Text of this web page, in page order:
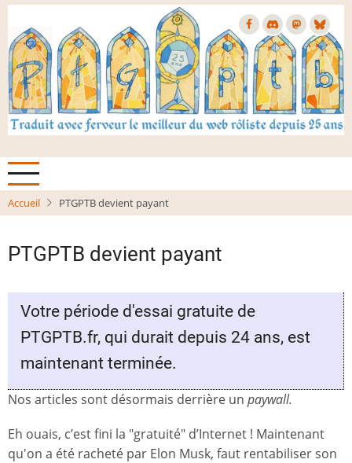
Aller
contenu
principal
Accueil PTGPTB devient payant
PTGPTB devient payant
Votre période d'essai gratuite de
PTGPTB.fr, qui durait depuis 24 ans, est
maintenant terminée.
Nos articles sont désormais derrière un paywall.
Eh ouais, c’est fini la "gratuité" d’Internet ! Maintenant
qu'on a été racheté par Elon Musk, faut rentabiliser son